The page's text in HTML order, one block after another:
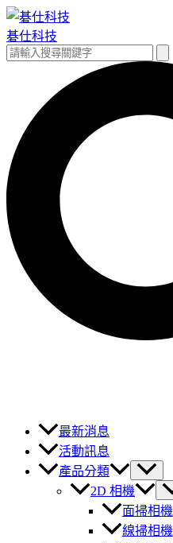
跳
至
主
碁仕科技
搜
最新消息
活動訊息
產品分類
2D 相機
面掃相機
線掃相機